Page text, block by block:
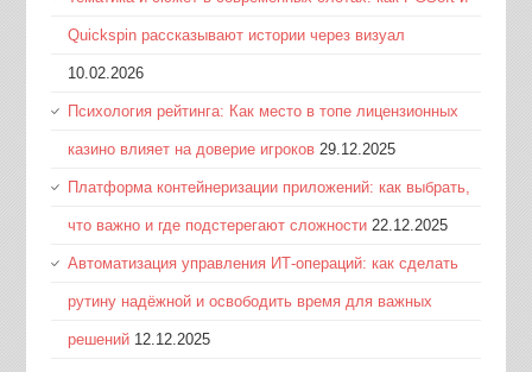
Quickspin рассказывают истории через визуал
10.02.2026
Психология рейтинга: Как место в топе лицензионных
казино влияет на доверие игроков 29.12.2025
Платформа контейнеризации приложений: как выбрать,
что важно и где подстерегают сложности 22.12.2025
Автоматизация управления ИТ-операций: как сделать
рутину надёжной и освободить время для важных
решений 12.12.2025